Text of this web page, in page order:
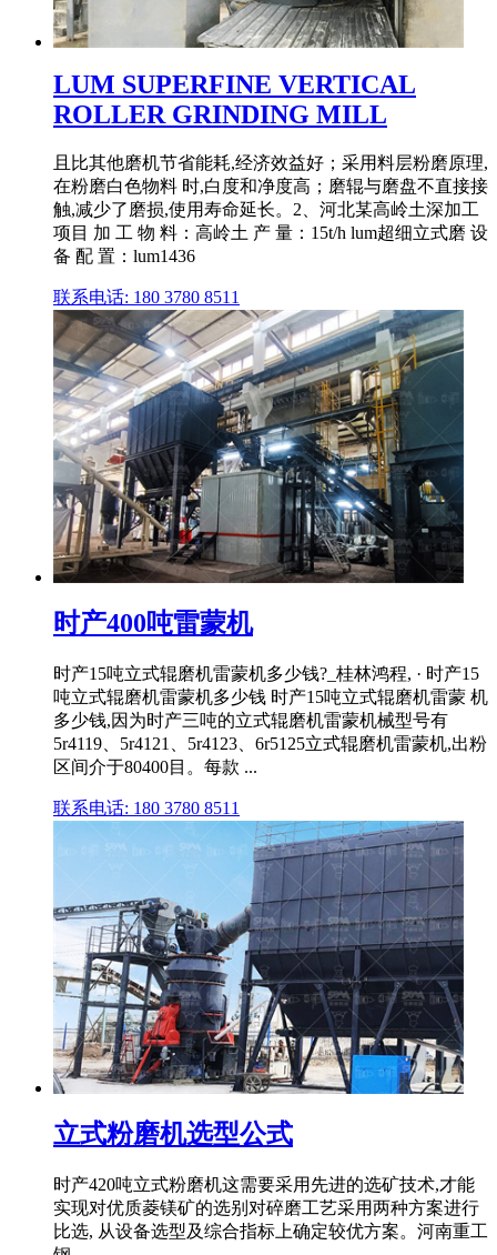
LUM SUPERFINE VERTICAL
ROLLER GRINDING MILL
且比其他磨机节省能耗,经济效益好；采用料层粉磨原理,
在粉磨白色物料 时,白度和净度高；磨辊与磨盘不直接接
触,减少了磨损,使用寿命延长。2、河北某高岭土深加工
项目 加 工 物 料：高岭土 产 量：15t/h lum超细立式磨 设
备 配 置：lum1436
联系电话: 180 3780 8511
时产400吨雷蒙机
时产15吨立式辊磨机雷蒙机多少钱?_桂林鸿程, · 时产15
吨立式辊磨机雷蒙机多少钱 时产15吨立式辊磨机雷蒙 机
多少钱,因为时产三吨的立式辊磨机雷蒙机械型号有
5r4119、5r4121、5r4123、6r5125立式辊磨机雷蒙机,出粉
区间介于80400目。每款 ...
联系电话: 180 3780 8511
立式粉磨机选型公式
时产420吨立式粉磨机这需要采用先进的选矿技术,才能
实现对优质菱镁矿的选别对碎磨工艺采用两种方案进行
比选, 从设备选型及综合指标上确定较优方案。河南重工